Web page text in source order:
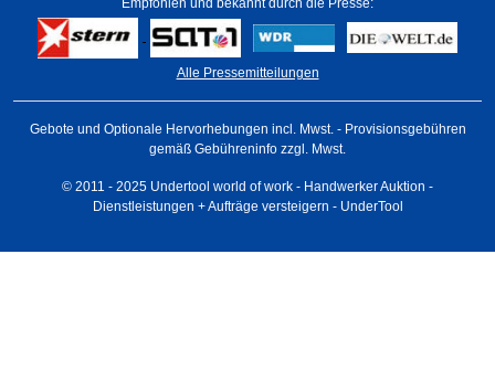
Alle Pressemitteilungen
Gebote und Optionale Hervorhebungen incl. Mwst. - Provisionsgebühren
gemäß Gebühreninfo zzgl. Mwst.
© 2011 - 2025 Undertool world of work - Handwerker Auktion -
Dienstleistungen + Aufträge versteigern - UnderTool